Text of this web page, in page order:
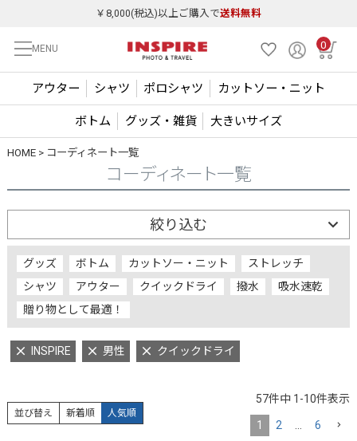
￥8,000(税込)以上ご購入で送料無料
MENU 0
アウター シャツ ポロシャツ カットソー・ニット
ボトム グッズ・雑貨 大きいサイズ
HOME コーディネート一覧
コーディネート一覧
絞り込む
グッズ ボトム カットソー・ニット
ストレッチ
シャツ
アウター クイックドライ 撥水
吸水速乾
贈り物として最適！
INSPIRE 男性 クイックドライ
並び替え 新着順 人気順
57件中 1 -10件表示
1 2 6